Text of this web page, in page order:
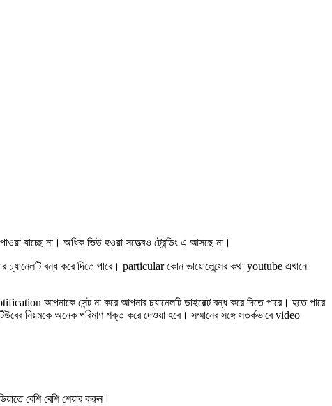
যাচ্ছে না। অধিক ভিউ হওয়া সত্ত্বেও ট্রেন্ডিং এ আসছে না।
বন্ধ করে দিতে পারে। particular কোন ভায়োলেন্সের কথা youtube এখানে
আপনাকে সেন্ট না করে আপনার চ্যানেলটি ডাইরেক্ট বন্ধ করে দিতে পারে। হতে পারে
নিয়মকে অনেক পরিমাণ শক্ত করে দেওয়া হবে। সম্মানের সঙ্গে সতর্কভাবে video
বেশি বেশিশেয়ার করুন।